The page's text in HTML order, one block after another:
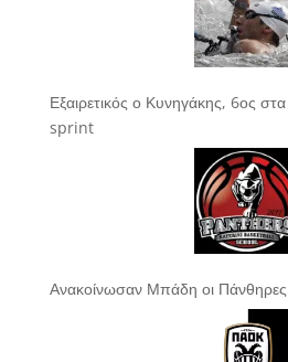
Εξαιρετικός ο Κυνηγάκης, 6ος
sprint
Ανακοίνωσαν Μπάδη οι Πάνθηρες